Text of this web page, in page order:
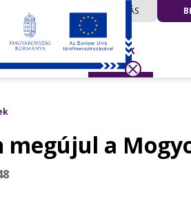
UTAZÁS
Hírek
megújul a